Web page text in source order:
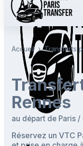
Accueil › Transferts
Rennes
au départ de Paris
Réservez un VTC